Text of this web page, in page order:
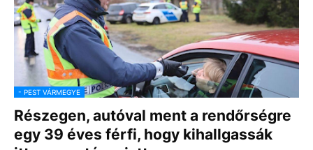
- PEST VÁRMEGYE
Részegen, autóval ment a rendőrségre
egy 39 éves férfi, hogy kihallgassák